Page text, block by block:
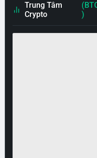
Trung Tâm
Crypto
)